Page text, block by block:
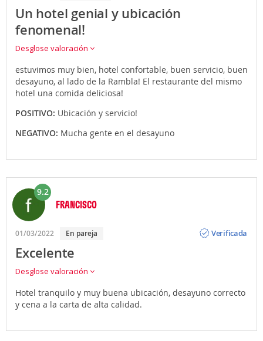
Un hotel genial y ubicación
fenomenal!
Desglose valoración
estuvimos muy bien, hotel confortable, buen servicio, buen
desayuno, al lado de la Rambla! El restaurante del mismo
hotel una comida deliciosa!
POSITIVO: Ubicación y servicio!
NEGATIVO: Mucha gente en el desayuno
9.2
FRANCISCO
01/03/2022 En pareja
Verificada
Excelente
Desglose valoración
Hotel tranquilo y muy buena ubicación, desayuno correcto
y cena a la carta de alta calidad.